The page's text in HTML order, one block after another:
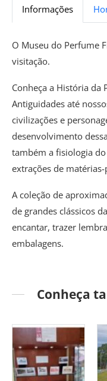
Informações
O Museu do Perfume
visitação.
Conheça a História da
Antiguidades até
civilizações e
desenvolvimento
também a fisiologia
extrações de
A coleção de
de grandes clássicos
encantar, trazer
embalagens.
Conheça